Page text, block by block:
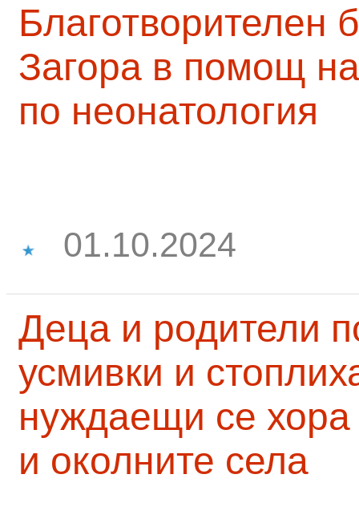
Благотворителен
Загора в помощ
по неонатология
01.10.2024
Деца и родители
усмивки и
нуждаещи се
и околните села